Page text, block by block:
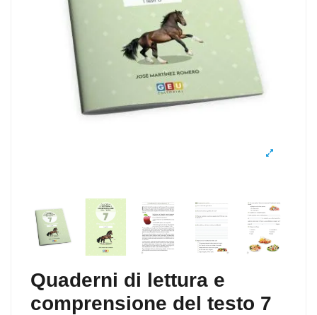
Quaderni di lettura e
comprensione del testo 7